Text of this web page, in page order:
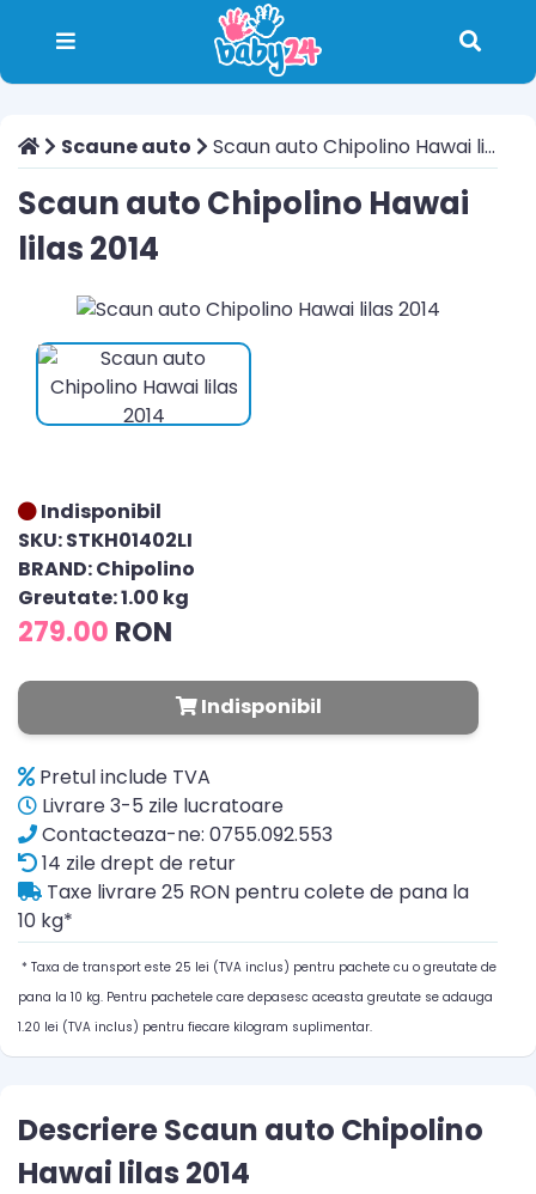
Scaune auto Scaun auto Chipolino Hawai lilas 2014
Scaun auto Chipolino Hawai
lilas 2014
Indisponibil
SKU: STKH01402LI
BRAND: Chipolino
Greutate: 1.00 kg
279.00 RON
Indisponibil
Pretul include TVA
Livrare 3-5 zile lucratoare
Contacteaza-ne: 0755.092.553
14 zile drept de retur
Taxe livrare 25 RON pentru colete de pana la
10 kg*
* Taxa de transport este 25 lei (TVA inclus) pentru pachete cu o greutate de
pana la 10 kg. Pentru pachetele care depasesc aceasta greutate se adauga
1.20 lei (TVA inclus) pentru fiecare kilogram suplimentar.
Descriere Scaun auto Chipolino
Hawai lilas 2014